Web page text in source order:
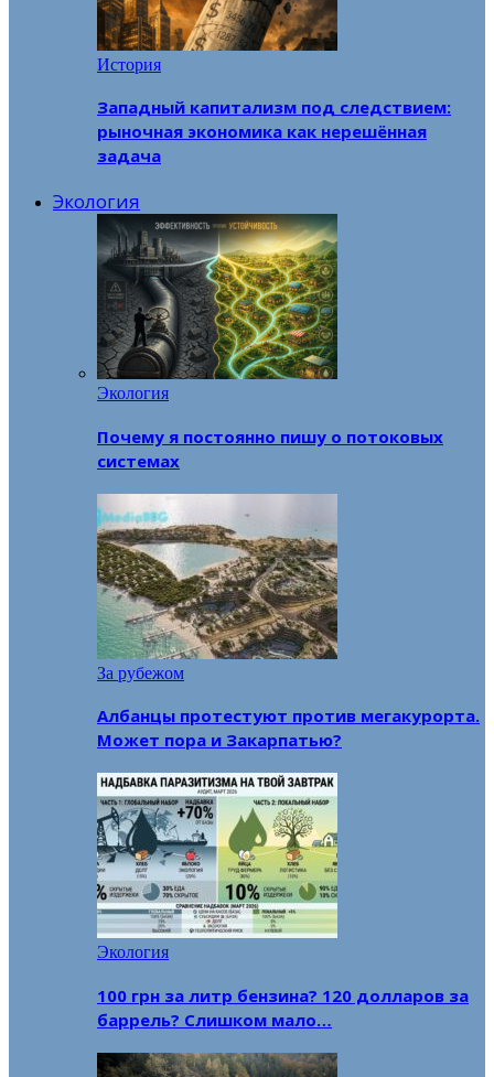
История
Западный капитализм под следствием:
рыночная экономика как нерешённая
задача
Экология
Экология
Почему я постоянно пишу о потоковых
системах
За рубежом
Албанцы протестуют против мегакурорта.
Может пора и Закарпатью?
Экология
100 грн за литр бензина? 120 долларов за
баррель? Слишком мало…